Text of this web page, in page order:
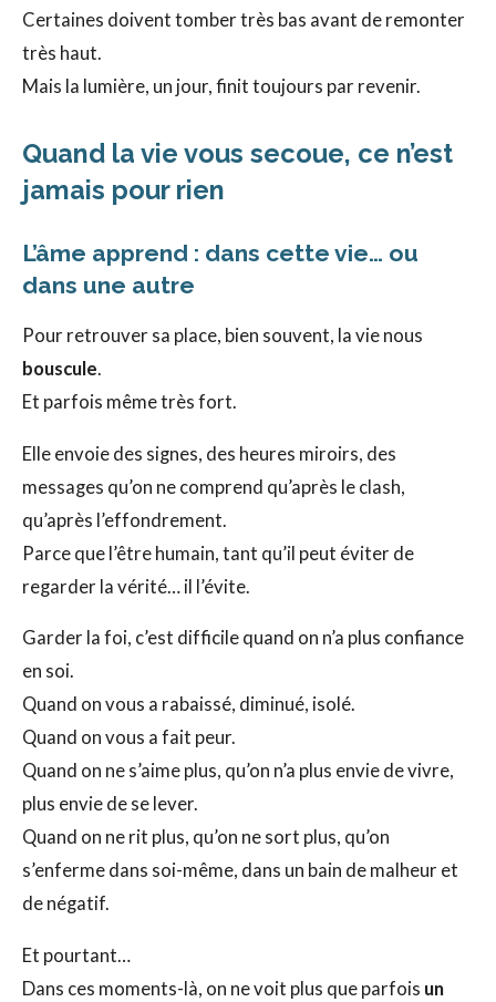
Certaines doivent tomber très bas avant de remonter
très haut.
Mais la lumière, un jour, finit toujours par revenir.
Quand la vie vous secoue, ce n’est
jamais pour rien
L’âme apprend : dans cette vie… ou
dans une autre
Pour retrouver sa place, bien souvent, la vie nous
bouscule.
Et parfois même très fort.
Elle envoie des signes, des heures miroirs, des
messages qu’on ne comprend qu’après le clash,
qu’après l’effondrement.
Parce que l’être humain, tant qu’il peut éviter de
regarder la vérité… il l’évite.
Garder la foi, c’est difficile quand on n’a plus confiance
en soi.
Quand on vous a rabaissé, diminué, isolé.
Quand on vous a fait peur.
Quand on ne s’aime plus, qu’on n’a plus envie de vivre,
plus envie de se lever.
Quand on ne rit plus, qu’on ne sort plus, qu’on
s’enferme dans soi-même, dans un bain de malheur et
de négatif.
Et pourtant…
Dans ces moments-là, on ne voit plus que parfois un